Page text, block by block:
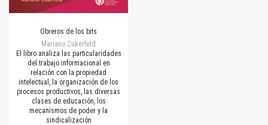
Obreros de los bits
Mariano Zukerfeld
El libro analiza las particularidades
del trabajo informacional en
relación con la propiedad
intelectual, la organización de los
procesos productivos, las diversas
clases de educación, los
mecanismos de poder y la
sindicalización